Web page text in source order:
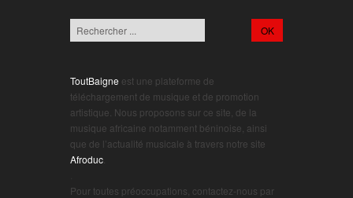
ToutBaigne est une plateforme de
téléchargement de musique et de promotion
artistique. Nous proposons sur ce site, de la
musique africaine notamment béninoise, ainsi
que de l’actualité musicale à travers notre site
Afroduc
Pour toutes préoccupations, contactez-nous par